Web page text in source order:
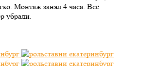
Монтаж занял 4 часа. Всё
убрали.